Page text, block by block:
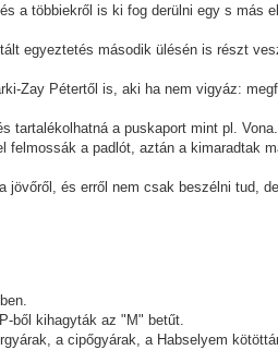
a többiekről is ki fog derülni egy s más
egyeztetés második ülésén is részt
Zay Pétertől is, aki ha nem vigyáz:
tartalékolhatná a puskaport mint pl. Vona.
felmossák a padlót, aztán a kimaradtak
és erről nem csak beszélni tud,
ből kihagyták az "M" betűt.
a cipőgyárak, a Habselyem